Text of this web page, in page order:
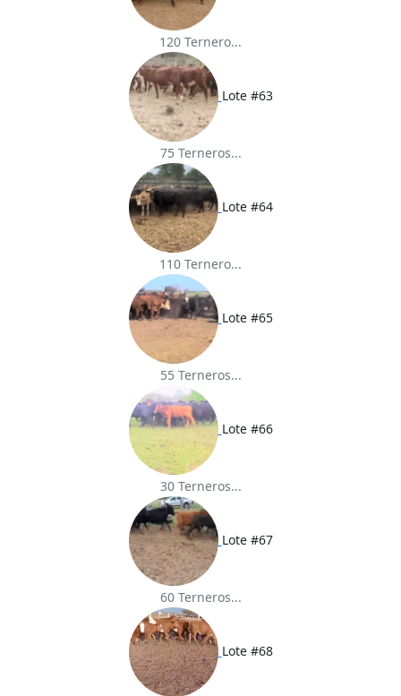
120 Ternero...
Lote #63
75 Terneros...
Lote #64
110 Ternero...
Lote #65
55 Terneros...
Lote #66
30 Terneros...
Lote #67
60 Terneros...
Lote #68